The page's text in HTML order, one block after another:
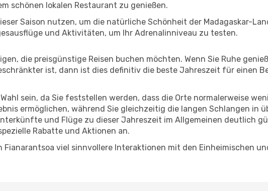
schönen lokalen Restaurant zu genießen.
Saison nutzen, um die natürliche Schönheit der Madagaskar-
und Aktivitäten, um Ihr Adrenalinniveau zu testen.
die preisgünstige Reisen buchen möchten. Wenn Sie Ruhe
ist, dann ist dies definitiv die beste Jahreszeit für einen
sein, da Sie feststellen werden, dass die Orte normalerweise
ermöglichen, während Sie gleichzeitig die langen Schlangen in
und Flüge zu dieser Jahreszeit im Allgemeinen deutlich
Rabatte und Aktionen an.
Fianarantsoa viel sinnvollere Interaktionen mit den Einheimischen